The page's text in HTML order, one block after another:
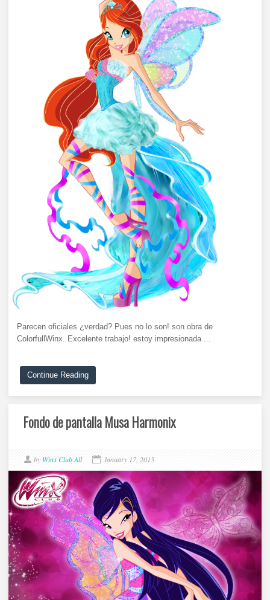
Parecen oficiales ¿verdad? Pues no lo son! son obra de
ColorfullWinx. Excelente trabajo! estoy impresionada ...
Continue Reading
Fondo de pantalla Musa Harmonix
by Winx Club All January 17, 2015